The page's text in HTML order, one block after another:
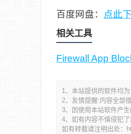
百度网盘： 点此
相关工具
Firewall App
1、本站提供的软件均为
2、友情提醒:内容全部
3、因使用本站软件产
4、如有内容不慎侵犯
如有转载请注明出处：